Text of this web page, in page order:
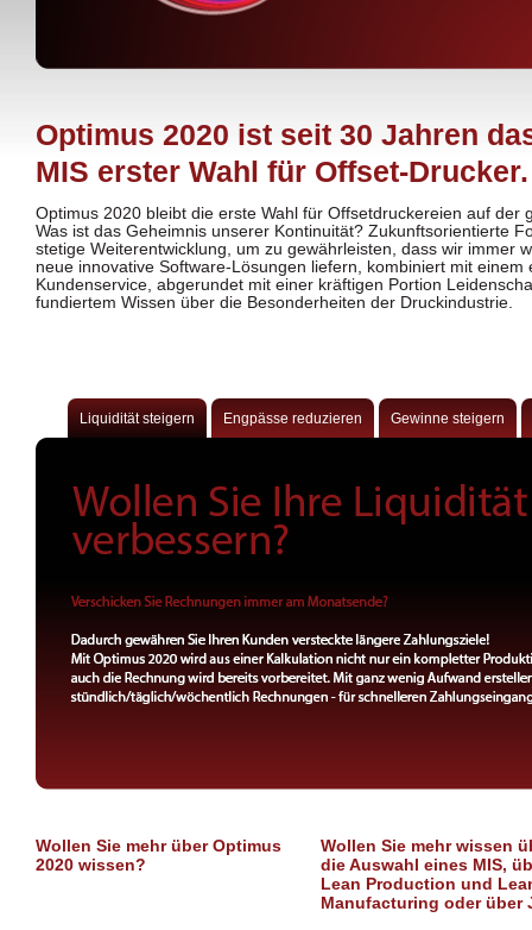
Optimus 2020 ist seit 30 Jahren
MIS erster Wahl für Offset-Drucker.
Optimus 2020 bleibt die erste Wahl für Offsetdruckereien auf der
Was ist das Geheimnis unserer Kontinuität? Zukunftsorientierte
stetige Weiterentwicklung, um zu gewährleisten, dass wir immer
neue innovative Software-Lösungen liefern, kombiniert mit einem
Kundenservice, abgerundet mit einer kräftigen Portion
fundiertem Wissen über die Besonderheiten der Druckindustrie.
Liquidität steigern Engpässe reduzieren Gewinne steigern
Wollen Sie mehr über Optimus
2020 wissen?
Wollen Sie mehr wissen
die Auswahl eines MIS,
Lean Production und
Manufacturing oder über